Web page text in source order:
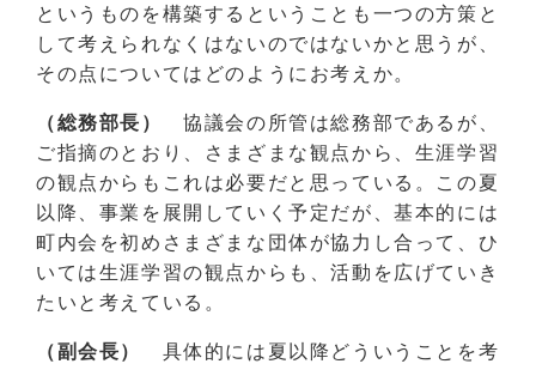
というものを構築するということも一つの方策と
して考えられなくはないのではないかと思うが、
その点についてはどのようにお考えか。
（総務部長）
協議会の所管は総務部であるが、
ご指摘のとおり、さまざまな観点から、生涯学習
の観点からもこれは必要だと思っている。この夏
以降、事業を展開していく予定だが、基本的には
町内会を初めさまざまな団体が協力し合って、ひ
いては生涯学習の観点からも、活動を広げていき
たいと考えている。
（副会長）
具体的には夏以降どういうことを考